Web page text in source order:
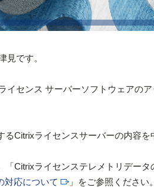
見です。
イセンス サーバーソフトウェアの
Citrixライセンスサーバーの内容を
Citrixライセンステレメトリデータ
対応について 」をご参照ください。